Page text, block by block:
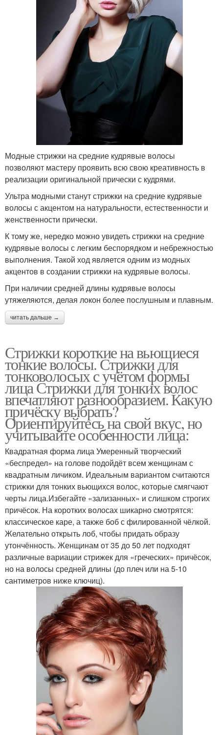
Модные стрижки на средние кудрявые волосы
позволяют мастеру проявить всю свою креативность в
реализации оригинальной прически с кудрями.
Ультра модными станут стрижки на средние кудрявые
волосы с акцентом на натуральности, естественности и
женственности прически.
К тому же, нередко можно увидеть стрижки на средние
кудрявые волосы с легким беспорядком и небрежностью
выполнения. Такой ход является одним из модных
акцентов в создании стрижки на кудрявые волосы.
При наличии средней длины кудрявые волосы
утяжеляются, делая локон более послушным и плавным.
читать дальше →
Стрижки короткие на вьющиеся
тонкие волосы. Стрижки для
тонковолосых с учётом формы
лица Стрижки для тонких волос
впечатляют разнообразием. Какую
причёску выбрать?
Ориентируйтесь на свой вкус, но
учитывайте особенности лица:
Квадратная форма лица Умеренный творческий
«беспредел» на голове подойдёт всем женщинам с
квадратным личиком. Идеальным вариантом считаются
стрижки для тонких вьющихся волос, которые смягчают
черты лица.Избегайте «зализанных» и слишком строгих
причёсок. На коротких волосах шикарно смотрятся:
классическое каре, а также боб с филированной чёлкой.
Желательно открыть лоб, чтобы придать образу
утончённость. Женщинам от 35 до 50 лет подходят
различные вариации стрижек для «греческих» причёсок,
но на волосы средней длины (до плеч или на 5-10
сантиметров ниже ключиц).